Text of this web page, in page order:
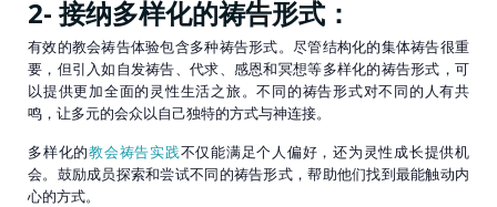
2- 接纳多样化的祷告形式：
有效的教会祷告体验包含多种祷告形式。尽管结构化的集体祷告很重
要，但引入如自发祷告、代求、感恩和冥想等多样化的祷告形式，可
以提供更加全面的灵性生活之旅。不同的祷告形式对不同的人有共
鸣，让多元的会众以自己独特的方式与神连接。
多样化的教会祷告实践不仅能满足个人偏好，还为灵性成长提供机
会。鼓励成员探索和尝试不同的祷告形式，帮助他们找到最能触动内
心的方式。